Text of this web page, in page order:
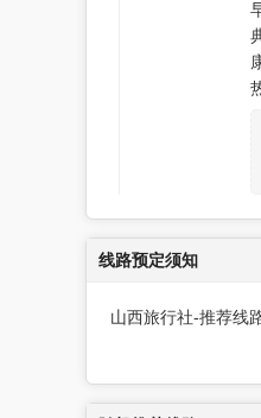
线路预定须知
山西旅行社-推荐线